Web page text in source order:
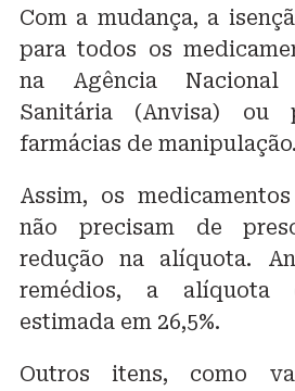
Com a mudança, a
para todos os
na Agência
Sanitária (Anvisa) ou
farmácias de manipulação.
Assim, os
não precisam de
redução na alíquota.
remédios, a alíquota
estimada em 26,5%.
Outros itens, como